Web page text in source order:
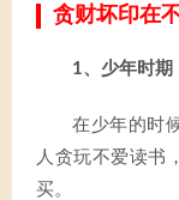
贪财坏印在
1、少年时期
在少年的时
人贪玩不爱读书
买。